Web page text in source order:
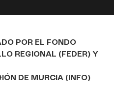
POR EL FONDO
REGIONAL (FEDER) Y
DE MURCIA (INFO)